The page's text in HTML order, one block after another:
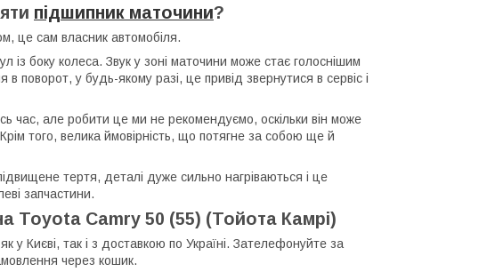
підшипник маточини?
це сам власник автомобіля.
із боку колеса. Звук у зоні маточини може стає голоснішим
поворот, у будь-якому разі, це привід звернутися в сервіс і
час, але робити це ми не рекомендуємо, оскільки він може
того, велика ймовірність, що потягне за собою ще й
тертя, деталі дуже сильно нагріваються і це
запчастини.
Toyota Camry 50 (55) (Тойота Камрі)
Києві, так і з доставкою по Україні. Зателефонуйте за
через кошик.